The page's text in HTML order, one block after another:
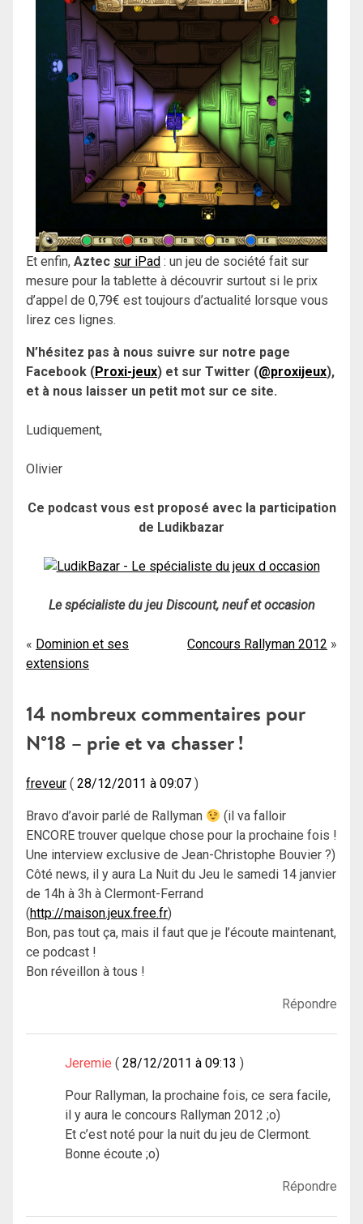
Et enfin, Aztec sur iPad : un jeu de société fait sur
mesure pour la tablette à découvrir surtout si le prix
d’appel de 0,79€ est toujours d’actualité lorsque vous
lirez ces lignes.
N’hésitez pas à nous suivre sur notre page
Facebook (Proxi-jeux) et sur Twitter (@proxijeux),
et à nous laisser un petit mot sur ce site.
Ludiquement,
Olivier
Ce podcast vous est proposé avec la participation
de Ludikbazar
Le spécialiste du jeu Discount, neuf et occasion
Navigation
de
l’article
Dominion et ses
extensions
Concours Rallyman 2012
14 nombreux commentaires pour
N°18 – prie et va chasser !
freveur 28/12/2011 à 09:07
Bravo d’avoir parlé de Rallyman
(il va falloir
ENCORE trouver quelque chose pour la prochaine fois !
Une interview exclusive de Jean-Christophe Bouvier ?)
Côté news, il y aura La Nuit du Jeu le samedi 14 janvier
de 14h à 3h à Clermont-Ferrand
(http://maison.jeux.free.fr)
Bon, pas tout ça, mais il faut que je l’écoute maintenant,
ce podcast !
Bon réveillon à tous !
Répondre
Jeremie 28/12/2011 à 09:13
Pour Rallyman, la prochaine fois, ce sera facile,
il y aura le concours Rallyman 2012 ;o)
Et c’est noté pour la nuit du jeu de Clermont.
Bonne écoute ;o)
Répondre